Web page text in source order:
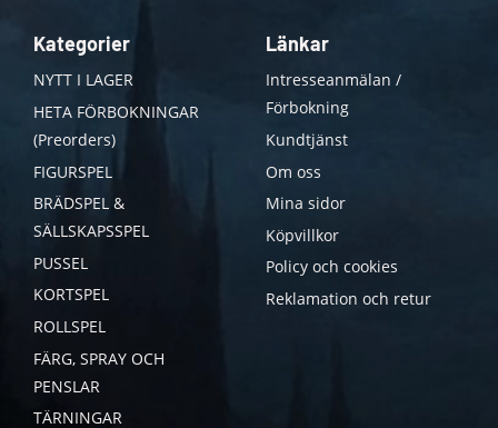
Kategorier
NYTT I LAGER
HETA FÖRBOKNINGAR
(Preorders)
FIGURSPEL
BRÄDSPEL &
SÄLLSKAPSSPEL
PUSSEL
KORTSPEL
ROLLSPEL
FÄRG, SPRAY OCH
PENSLAR
TÄRNINGAR
Länkar
Intresseanmälan /
Förbokning
Kundtjänst
Om oss
Mina sidor
Köpvillkor
Policy och cookies
Reklamation och retur